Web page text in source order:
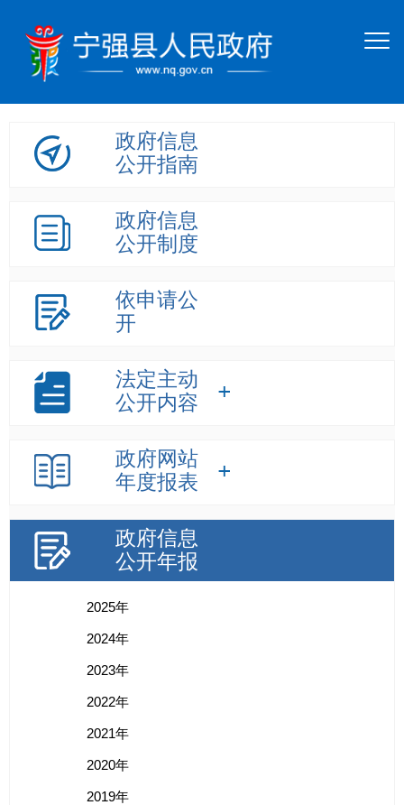
政府信息
公开指南
政府信息
公开制度
依申请公
开
法定主动
公开内容
政府网站
年度报表
政府信息
公开年报
2025年
2024年
2023年
2022年
2021年
2020年
2019年